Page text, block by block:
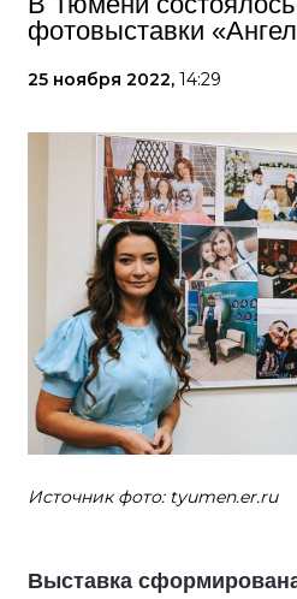
фотовыставки
25 ноября 2022, 14:29
Источник фото: tyumen.er.ru
Выставка